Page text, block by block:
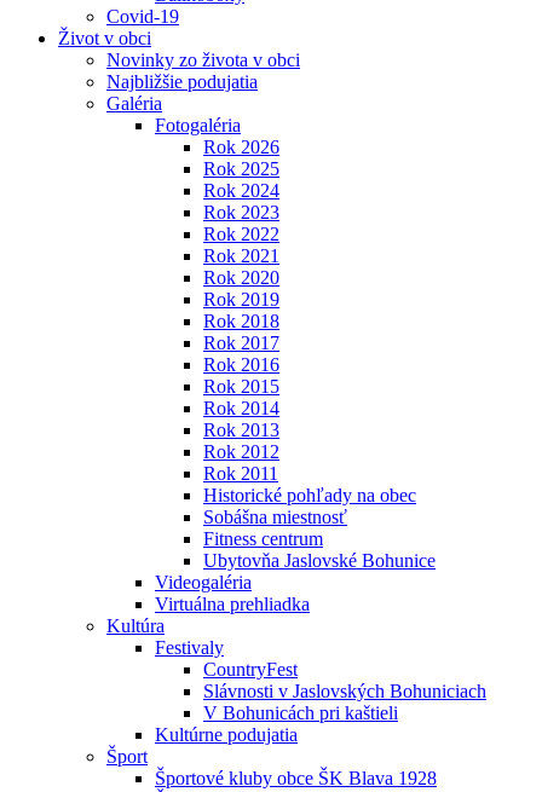
Covid-19
Život v obci
Novinky zo života v obci
Najbližšie podujatia
Galéria
Fotogaléria
Rok 2026
Rok 2025
Rok 2024
Rok 2023
Rok 2022
Rok 2021
Rok 2020
Rok 2019
Rok 2018
Rok 2017
Rok 2016
Rok 2015
Rok 2014
Rok 2013
Rok 2012
Rok 2011
Historické pohľady na obec
Sobášna miestnosť
Fitness centrum
Ubytovňa Jaslovské Bohunice
Videogaléria
Virtuálna prehliadka
Kultúra
Festivaly
CountryFest
Slávnosti v Jaslovských Bohuniciach
V Bohunicách pri kaštieli
Kultúrne podujatia
Šport
Športové kluby obce ŠK Blava 1928